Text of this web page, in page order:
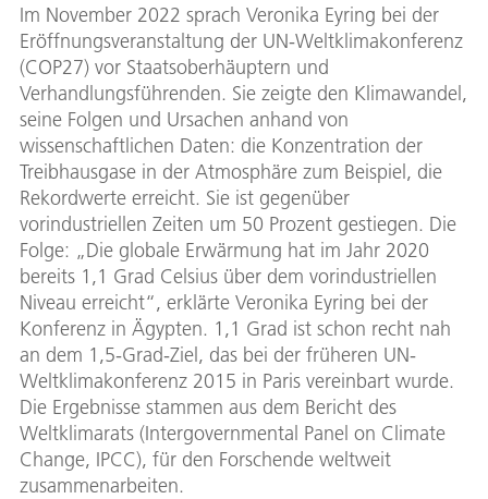
Im November 2022 sprach Veronika Eyring bei der
Eröffnungsveranstaltung der UN-Weltklimakonferenz
(COP27) vor Staatsoberhäuptern und
Verhandlungsführenden. Sie zeigte den Klimawandel,
seine Folgen und Ursachen anhand von
wissenschaftlichen Daten: die Konzentration der
Treibhausgase in der Atmosphäre zum Beispiel, die
Rekordwerte erreicht. Sie ist gegenüber
vorindustriellen Zeiten um 50 Prozent gestiegen. Die
Folge: „Die globale Erwärmung hat im Jahr 2020
bereits 1,1 Grad Celsius über dem vorindustriellen
Niveau erreicht“, erklärte Veronika Eyring bei der
Konferenz in Ägypten. 1,1 Grad ist schon recht nah
an dem 1,5-Grad-Ziel, das bei der früheren UN-
Weltklimakonferenz 2015 in Paris vereinbart wurde.
Die Ergebnisse stammen aus dem Bericht des
Weltklimarats (Intergovernmental Panel on Climate
Change, IPCC), für den Forschende weltweit
zusammenarbeiten.